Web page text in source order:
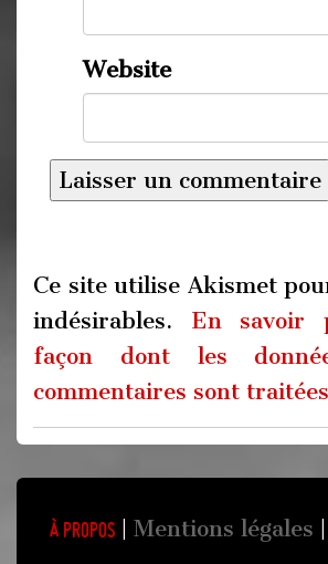
Website
Ce site utilise Akismet
indésirables. En savoir
façon dont les
commentaires sont traitées
À propos Mentions légales